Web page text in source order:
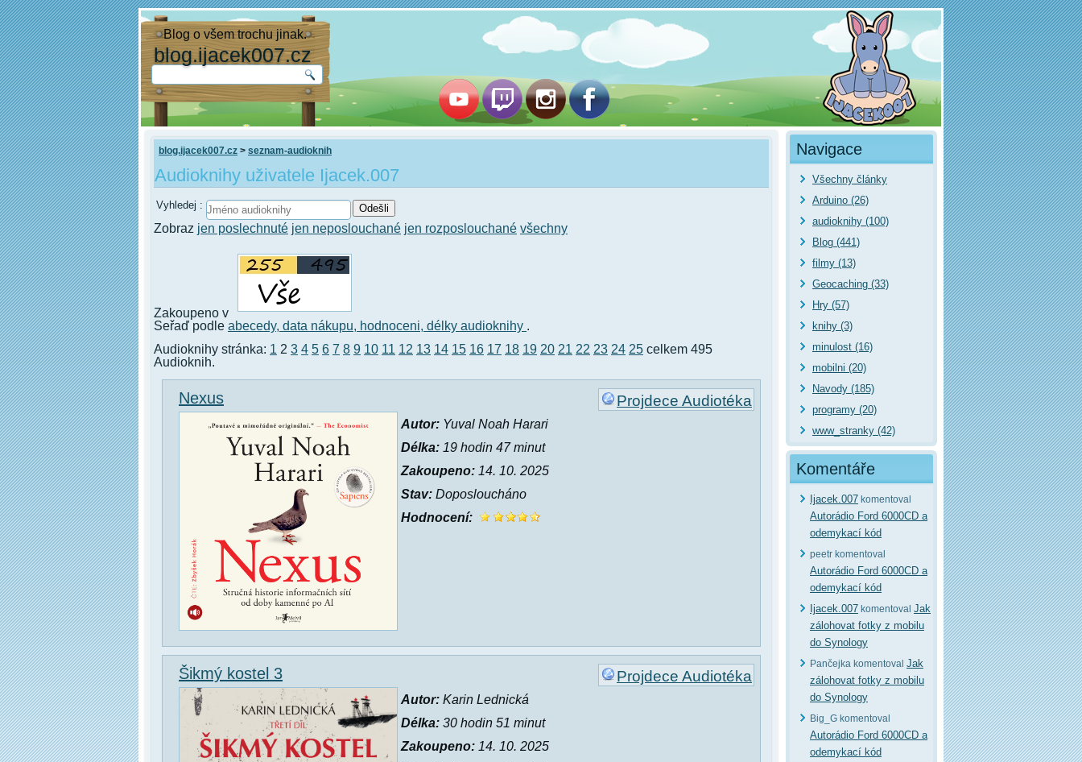
blog.ijacek007.cz
Blog o všem trochu jinak.
blog.ijacek007.cz > seznam-audioknih
Audioknihy uživatele Ijacek.007
Vyhledej :
Zobraz jen poslechnuté jen neposlouchané jen rozposlouchané všechny
Zakoupeno v
Seřaď podle abecedy, data nákupu, hodnoceni, délky audioknihy .
Audioknihy stránka: 1 2 3 4 5 6 7 8 9 10 11 12 13 14 15 16 17 18 19 20 21 22 23 24 25 celkem 495
Audioknih.
Projdece Audiotéka
Nexus
Autor: Yuval Noah Harari
Délka: 19 hodin 47 minut
Zakoupeno: 14. 10. 2025
Stav: Doposloucháno
Hodnocení:
Projdece Audiotéka
Šikmý kostel 3
Autor: Karin Lednická
Délka: 30 hodin 51 minut
Zakoupeno: 14. 10. 2025
Navigace
Všechny články
Arduino (26)
audioknihy (100)
Blog (441)
filmy (13)
Geocaching (33)
Hry (57)
knihy (3)
minulost (16)
mobilni (20)
Navody (185)
programy (20)
www_stranky (42)
Komentáře
Ijacek.007 komentoval
Autorádio Ford 6000CD a
odemykací kód
peetr komentoval
Autorádio Ford 6000CD a
odemykací kód
Ijacek.007 komentoval Jak
zálohovat fotky z mobilu
do Synology
Pančejka komentoval Jak
zálohovat fotky z mobilu
do Synology
Big_G komentoval
Autorádio Ford 6000CD a
odemykací kód